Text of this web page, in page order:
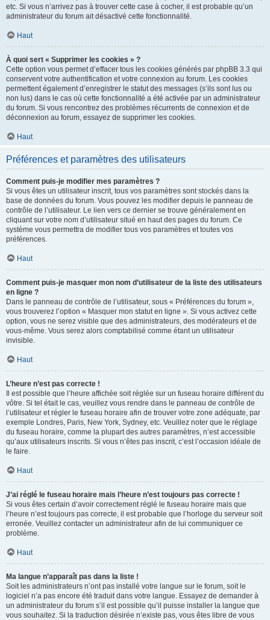
etc. Si vous n’arrivez pas à trouver cette case à cocher, il est probable qu’un
administrateur du forum ait désactivé cette fonctionnalité.
Haut
À quoi sert « Supprimer les cookies » ?
Cette option vous permet d’effacer tous les cookies générés par phpBB 3.3 qui
conservent votre authentification et votre connexion au forum. Les cookies
permettent également d’enregistrer le statut des messages (s’ils sont lus ou
non lus) dans le cas où cette fonctionnalité a été activée par un administrateur
du forum. Si vous rencontrez des problèmes récurrents de connexion et de
déconnexion au forum, essayez de supprimer les cookies.
Haut
Préférences et paramètres des utilisateurs
Comment puis-je modifier mes paramètres ?
Si vous êtes un utilisateur inscrit, tous vos paramètres sont stockés dans la
base de données du forum. Vous pouvez les modifier depuis le panneau de
contrôle de l’utilisateur. Le lien vers ce dernier se trouve généralement en
cliquant sur votre nom d’utilisateur situé en haut des pages du forum. Ce
système vous permettra de modifier tous vos paramètres et toutes vos
préférences.
Haut
Comment puis-je masquer mon nom d’utilisateur de la liste des utilisateurs
en ligne ?
Dans le panneau de contrôle de l’utilisateur, sous « Préférences du forum »,
vous trouverez l’option « Masquer mon statut en ligne ». Si vous activez cette
option, vous ne serez visible que des administrateurs, des modérateurs et de
vous-même. Vous serez alors comptabilisé comme étant un utilisateur
invisible.
Haut
L’heure n’est pas correcte !
Il est possible que l’heure affichée soit réglée sur un fuseau horaire différent du
vôtre. Si tel était le cas, veuillez vous rendre dans le panneau de contrôle de
l’utilisateur et régler le fuseau horaire afin de trouver votre zone adéquate, par
exemple Londres, Paris, New York, Sydney, etc. Veuillez noter que le réglage
du fuseau horaire, comme la plupart des autres paramètres, n’est accessible
qu’aux utilisateurs inscrits. Si vous n’êtes pas inscrit, c’est l’occasion idéale de
le faire.
Haut
J’ai réglé le fuseau horaire mais l’heure n’est toujours pas correcte !
Si vous êtes certain d’avoir correctement réglé le fuseau horaire mais que
l’heure n’est toujours pas correcte, il est probable que l’horloge du serveur soit
erronée. Veuillez contacter un administrateur afin de lui communiquer ce
problème.
Haut
Ma langue n’apparaît pas dans la liste !
Soit les administrateurs n’ont pas installé votre langue sur le forum, soit le
logiciel n’a pas encore été traduit dans votre langue. Essayez de demander à
un administrateur du forum s’il est possible qu’il puisse installer la langue que
vous souhaitez. Si la traduction désirée n’existe pas, vous êtes libre de vous